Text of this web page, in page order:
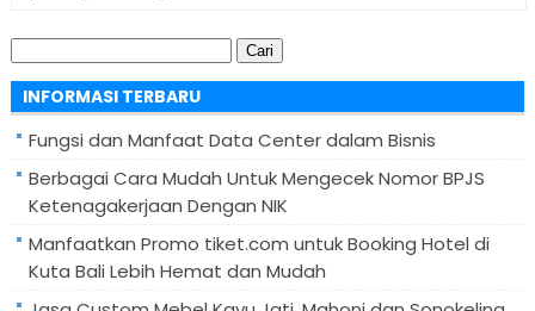
untuk:
INFORMASI TERBARU
Fungsi dan Manfaat Data Center dalam Bisnis
Berbagai Cara Mudah Untuk Mengecek Nomor BPJS
Ketenagakerjaan Dengan NIK
Manfaatkan Promo tiket.com untuk Booking Hotel di
Kuta Bali Lebih Hemat dan Mudah